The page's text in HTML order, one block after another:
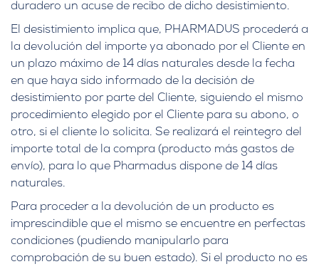
duradero un acuse de recibo de dicho desistimiento.
El desistimiento implica que, PHARMADUS procederá a
la devolución del importe ya abonado por el Cliente en
un plazo máximo de 14 días naturales desde la fecha
en que haya sido informado de la decisión de
desistimiento por parte del Cliente, siguiendo el mismo
procedimiento elegido por el Cliente para su abono, o
otro, si el cliente lo solicita. Se realizará el reintegro del
importe total de la compra (producto más gastos de
envío), para lo que Pharmadus dispone de 14 días
naturales.
Para proceder a la devolución de un producto es
imprescindible que el mismo se encuentre en perfectas
condiciones (pudiendo manipularlo para
comprobación de su buen estado). Si el producto no es